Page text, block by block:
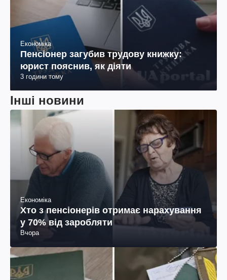
Економіка
Пенсіонер загубив трудову книжку:
юрист пояснив, як діяти
3 години тому
Інші новини
Економіка
Хто з пенсіонерів отримає нарахування
у 70% від заробляти
Вчора